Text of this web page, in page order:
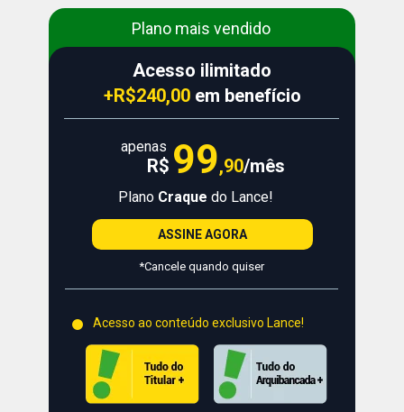
Acesso ilimitado
+R$240,00 em benefício
99
apenas
R$ ,90/mês
Plano Craque do Lance!
ASSINE AGORA
*Cancele quando quiser
Acesso ao conteúdo exclusivo Lance!
Plano mais vendido